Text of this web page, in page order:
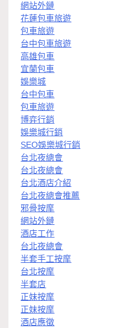
網站外鏈
花蓮包車旅遊
包車旅遊
台中包車旅遊
高雄包車
宜蘭包車
娛樂城
台中包車
包車旅遊
博弈行銷
娛樂城行銷
SEO娛樂城行銷
台北夜總會
台北夜總會
台北酒店介紹
台北夜總會推薦
邪骨按摩
網站外鏈
酒店工作
台北夜總會
半套手工按摩
台北按摩
半套店
正妹按摩
正妹按摩
酒店應徵